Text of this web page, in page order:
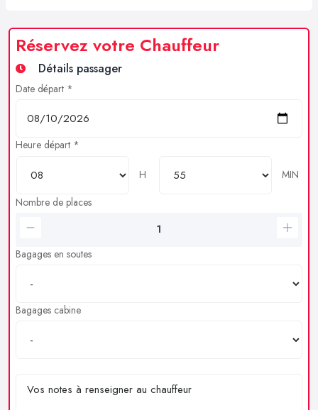
Réservez votre Chauffeur
Détails passager
Date départ *
Heure départ *
H
MIN
Nombre de places
Bagages en soutes
Bagages cabine